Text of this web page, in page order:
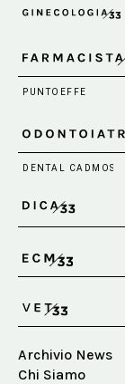
Archivio News
Chi Siamo